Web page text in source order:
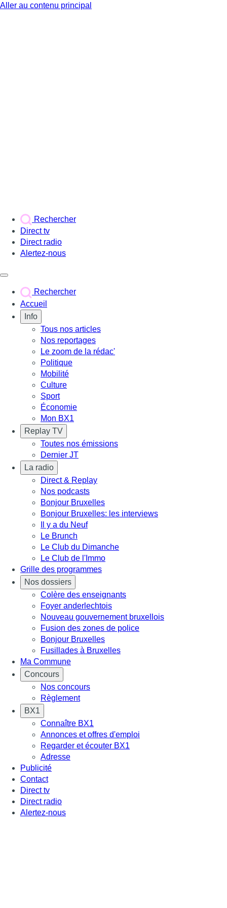
Aller au contenu principal
Rechercher
Direct tv
Direct radio
Alertez-nous
Rechercher
Accueil
Info
Tous nos articles
Nos reportages
Le zoom de la rédac'
Politique
Mobilité
Culture
Sport
Économie
Mon BX1
Replay TV
Toutes nos émissions
Dernier JT
La radio
Direct & Replay
Nos podcasts
Bonjour Bruxelles
Bonjour Bruxelles: les interviews
Il y a du Neuf
Le Brunch
Le Club du Dimanche
Le Club de l'Immo
Grille des programmes
Nos dossiers
Colère des enseignants
Foyer anderlechtois
Nouveau gouvernement bruxellois
Fusion des zones de police
Bonjour Bruxelles
Fusillades à Bruxelles
Ma Commune
Concours
Nos concours
Règlement
BX1
Connaître BX1
Annonces et offres d'emploi
Regarder et écouter BX1
Adresse
Publicité
Contact
Direct tv
Direct radio
Alertez-nous